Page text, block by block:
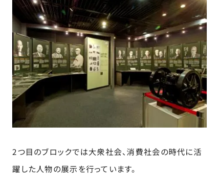
2つ目のブロックでは大衆社会、消費社会の時代に活
躍した人物の展示を行っています。